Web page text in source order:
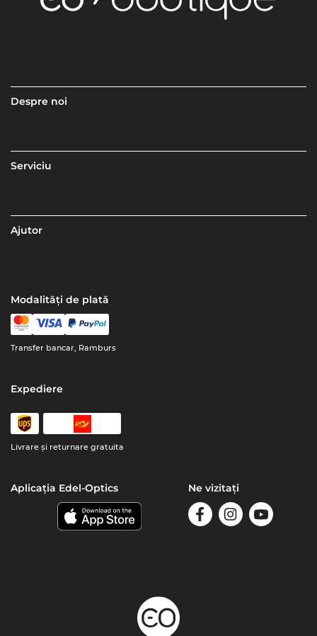
Despre noi
Serviciu
Ajutor
Modalități de plată
Transfer bancar, Ramburs
Expediere
Livrare şi returnare gratuita
Aplicația Edel-Optics Ne vizitați